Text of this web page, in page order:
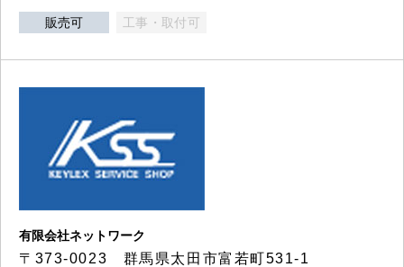
販売可 工事・取付可
有限会社ネットワーク
〒373-0023 群馬県太田市富若町531-1